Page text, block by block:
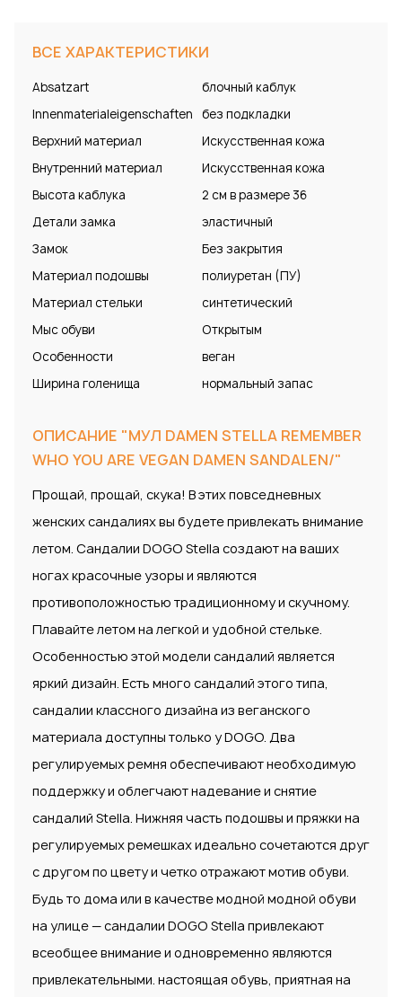
ВСЕ ХАРАКТЕРИСТИКИ
Absatzart
блочный каблук
Innenmaterialeigenschaften
без подкладки
Верхний материал
Искусственная кожа
Внутренний материал
Искусственная кожа
Высота каблука
2 см в размере 36
Детали замка
эластичный
Замок
Без закрытия
Материал подошвы
полиуретан (ПУ)
Материал стельки
синтетический
Мыс обуви
Открытым
Особенности
веган
Ширина голенища
нормальный запас
ОПИСАНИЕ "МУЛ DAMEN STELLA REMEMBER
WHO YOU ARE VEGAN DAMEN SANDALEN/"
Прощай, прощай, скука! В этих повседневных
женских сандалиях вы будете привлекать внимание
летом. Сандалии DOGO Stella создают на ваших
ногах красочные узоры и являются
противоположностью традиционному и скучному.
Плавайте летом на легкой и удобной стельке.
Особенностью этой модели сандалий является
яркий дизайн. Есть много сандалий этого типа,
сандалии классного дизайна из веганского
материала доступны только у DOGO. Два
регулируемых ремня обеспечивают необходимую
поддержку и облегчают надевание и снятие
сандалий Stella. Нижняя часть подошвы и пряжки на
регулируемых ремешках идеально сочетаются друг
с другом по цвету и четко отражают мотив обуви.
Будь то дома или в качестве модной модной обуви
на улице — сандалии DOGO Stella привлекают
всеобщее внимание и одновременно являются
привлекательными. настоящая обувь, приятная на